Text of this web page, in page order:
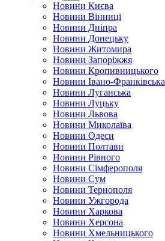
Новини Києва
Новини Вінниці
Новини Дніпра
Новини Донецьку
Новини Житомира
Новини Запоріжжя
Новини Кропивницького
Новини Івано-Франківська
Новини Луганська
Новини Луцьку
Новини Львова
Новини Миколаїва
Новини Одеси
Новини Полтави
Новини Рівного
Новини Сімферополя
Новини Сум
Новини Тернополя
Новини Ужгорода
Новини Харкова
Новини Херсона
Новини Хмельницького